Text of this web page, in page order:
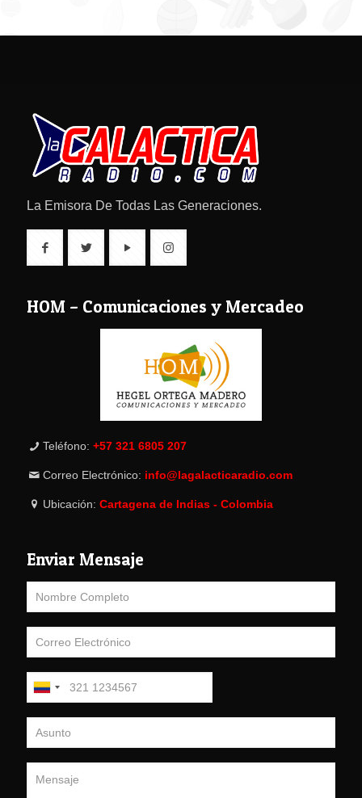
La Emisora De Todas Las Generaciones.
HOM – Comunicaciones y Mercadeo
Teléfono: +57 321 6805 207
Correo Electrónico: info@lagalacticaradio.com
Ubicación: Cartagena de Indias - Colombia
Enviar Mensaje